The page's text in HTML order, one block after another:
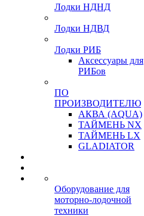
Лодки НДНД
Лодки НДВД
Лодки РИБ
Аксессуары для
РИБов
ПО
ПРОИЗВОДИТЕЛЮ
АКВА (AQUA)
ТАЙМЕНЬ NX
ТАЙМЕНЬ LX
GLADIATOR
Оборудование для
моторно-лодочной
техники